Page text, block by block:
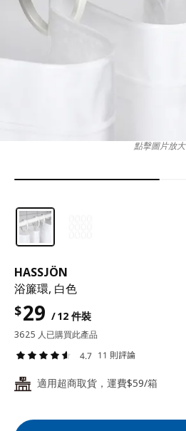
HASSJÖN
浴簾環, 白色
$29 / 12 件裝
3625 人已購買此產品
4.7 11 則評論
24 適用超商取貨，運費$59/箱
點擊圖片放大